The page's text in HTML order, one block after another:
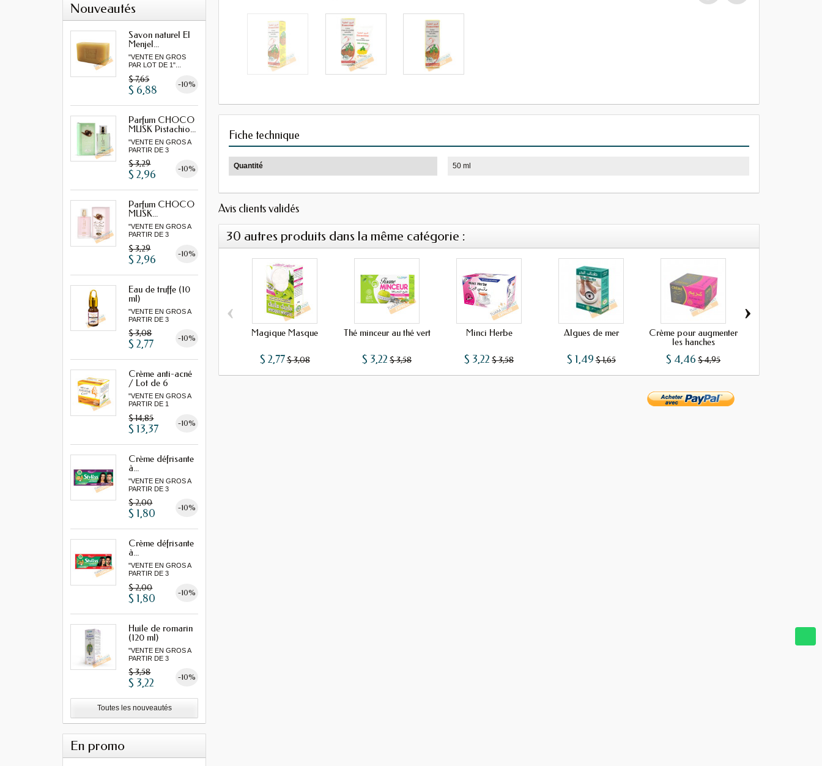
Nouveautés
Savon naturel El
Menjel...
"VENTE EN GROS
PAR LOT DE 1"...
$ 7,65 -10%
$ 6,88
Parfum CHOCO
MUSK Pistachio...
"VENTE EN GROS A
PARTIR DE 3
$ 3,29 -10%
$ 2,96
Parfum CHOCO
MUSK...
"VENTE EN GROS A
PARTIR DE 3
$ 3,29 -10%
$ 2,96
Eau de truffe (10
ml)
"VENTE EN GROS A
PARTIR DE 3
$ 3,08 -10%
$ 2,77
Crème anti-acné
/ Lot de 6
"VENTE EN GROS A
PARTIR DE 1
$ 14,85 -10%
$ 13,37
Crème défrisante
à...
"VENTE EN GROS A
PARTIR DE 3
$ 2,00 -10%
$ 1,80
Crème défrisante
à...
"VENTE EN GROS A
PARTIR DE 3
$ 2,00 -10%
$ 1,80
Huile de romarin
(120 ml)
"VENTE EN GROS A
PARTIR DE 3
$ 3,58 -10%
$ 3,22
Toutes les nouveautés
En promo
Fiche technique
Quantité 50 ml
Avis clients validés
30 autres produits dans la même catégorie :
Magique Masque
$ 2,77$ 3,08
Thé minceur au thé vert
$ 3,22 $ 3,58
Minci Herbe
$ 3,22 $ 3,58
Algues de mer
$ 1,49 $ 1,65
Crème pour augmenter
les hanches
$ 4,46 $ 4,95
‹ ›